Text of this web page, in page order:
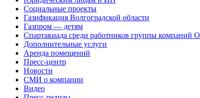
Социальные проекты
Газификация Волгоградской области
Газпром — детям
Спартакиада среди работников группы компаний
Дополнительные услуги
Аренда помещений
Пресс-центр
Новости
СМИ о компании
Видео